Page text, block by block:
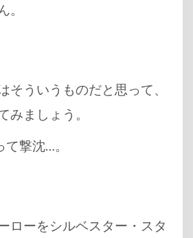
。
そういうものだと思って、
みましょう。
撃沈…。
ローをシルベスター・スタ